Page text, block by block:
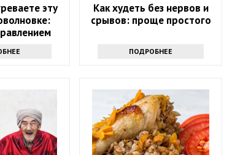
эту
Как худеть без нервов и
срывов: проще простого
ПОДРОБНЕЕ